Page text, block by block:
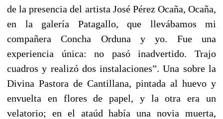
de la presencia del artista José Pérez Ocaña, Ocaña,
en la galería Patagallo, que llevábamos mi
compañera Concha Orduna y yo. Fue una
experiencia única: no pasó inadvertido. Trajo
cuadros y realizó dos instalaciones”. Una sobre la
Divina Pastora de Cantillana, pintada al huevo y
envuelta en flores de papel, y la otra era un
velatorio; en el ataúd había una novia muerta,